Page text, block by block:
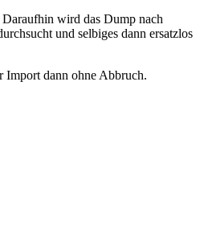
wird das Dump nach
und selbiges dann ersatzlos
Import dann ohne Abbruch.